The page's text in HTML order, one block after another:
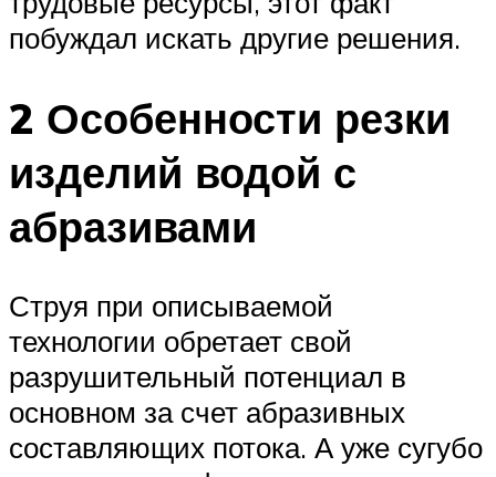
побуждал искать другие решения.
2 Особенности резки
изделий водой с
абразивами
Струя при описываемой
технологии обретает свой
разрушительный потенциал в
основном за счет абразивных
составляющих потока. А уже сугубо